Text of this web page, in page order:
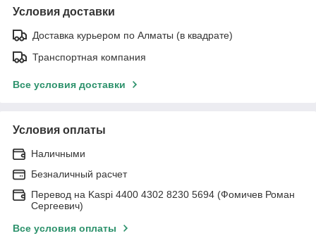
Условия доставки
Доставка курьером по Алматы (в квадрате)
Транспортная компания
Все условия доставки
Условия оплаты
Наличными
Безналичный расчет
Перевод на Kaspi 4400 4302 8230 5694 (Фомичев Роман
Сергеевич)
Все условия оплаты